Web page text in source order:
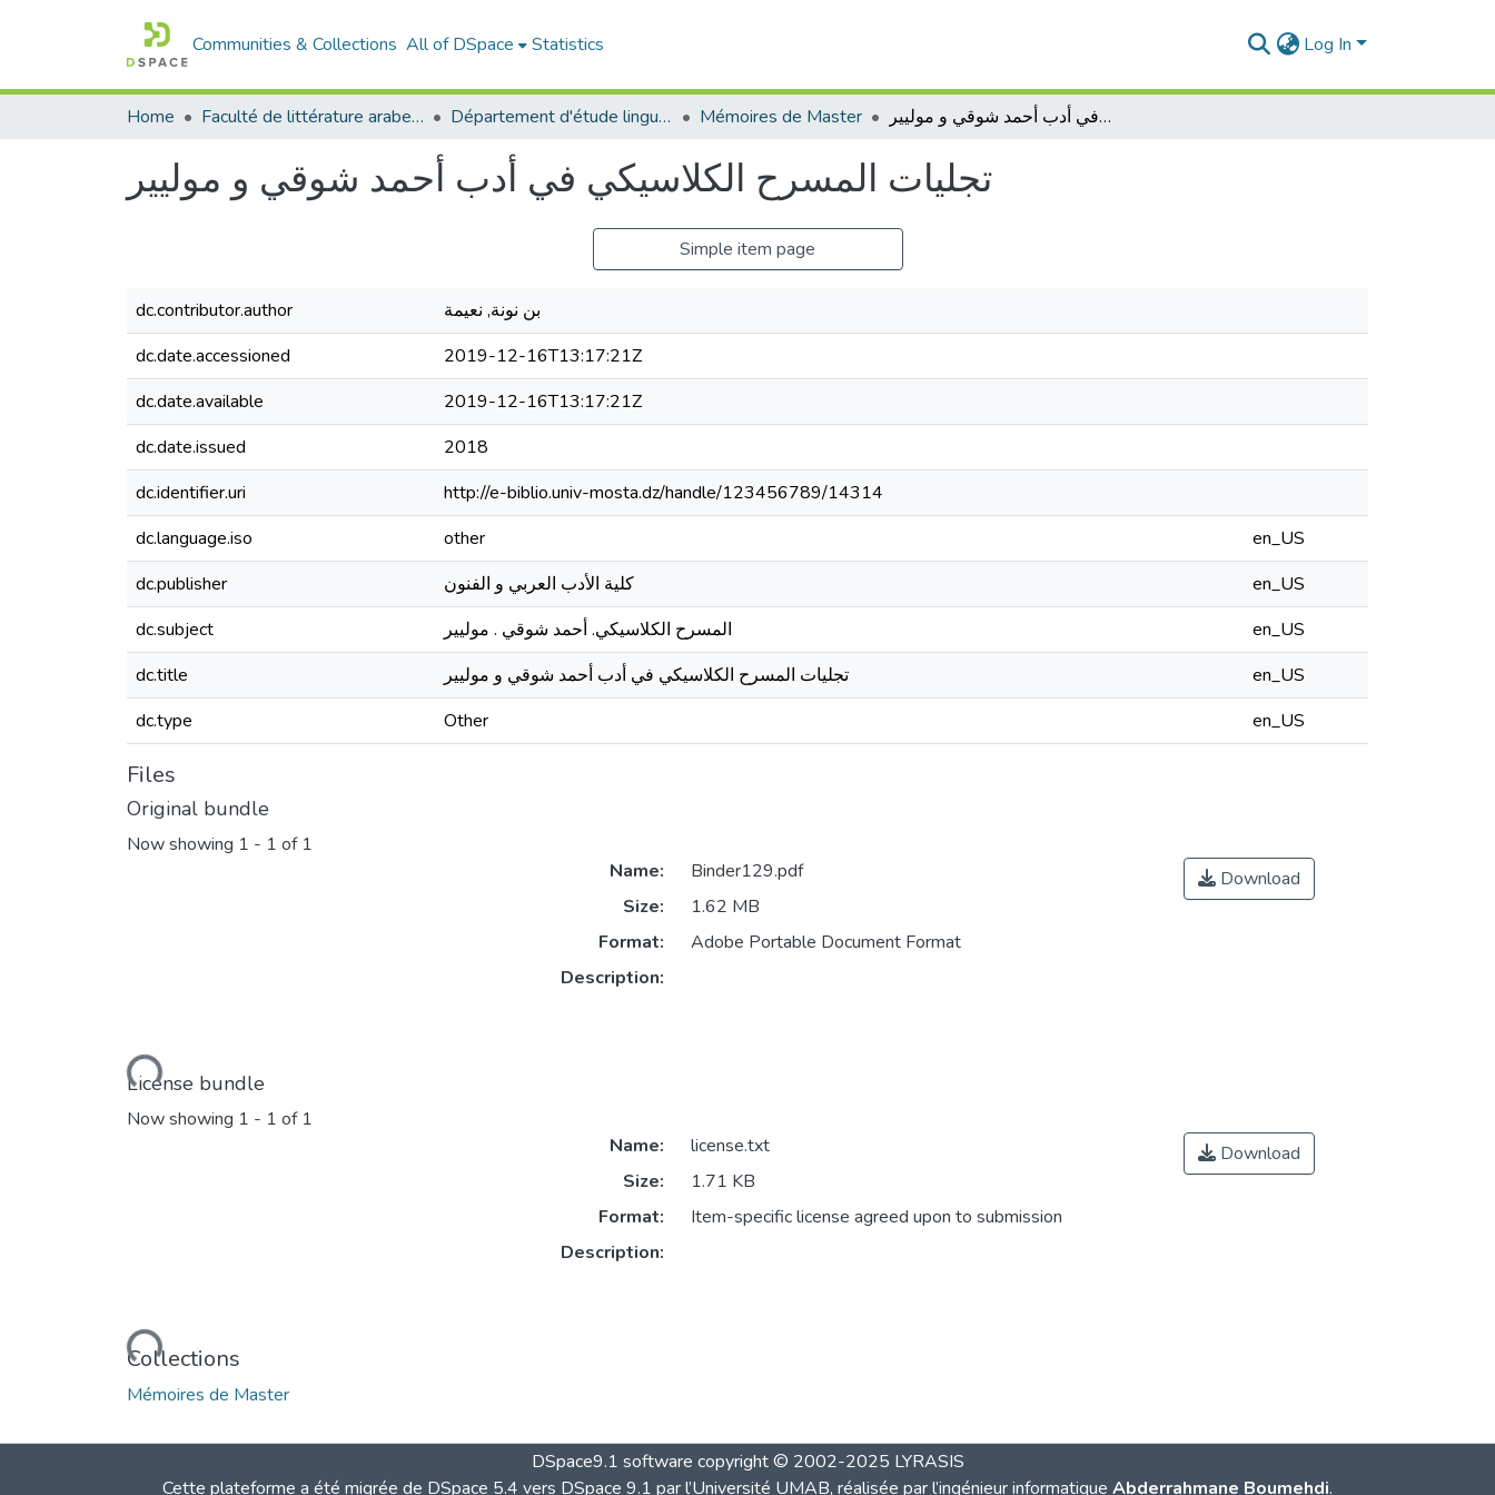
Communities & Collections All of DSpace Statistics Log In
Home Faculté de littérature arabe et des arts Département d'étude linguistique Mémoires de Master تجليات المسرح الكلاسيكي في أدب أحمد شوقي و موليير
تجليات المسرح الكلاسيكي في أدب أحمد شوقي و موليير
Simple item page
dc.contributor.author
بن نونة, نعيمة
dc.date.accessioned
2019-12-16T13:17:21Z
dc.date.available
2019-12-16T13:17:21Z
dc.date.issued
2018
dc.identifier.uri
http://e-biblio.univ-mosta.dz/handle/123456789/14314
dc.language.iso
other
en_US
dc.publisher
كلية الأدب العربي و الفنون
en_US
dc.subject
المسرح الكلاسيكي. أحمد شوقي . موليير
en_US
dc.title
تجليات المسرح الكلاسيكي في أدب أحمد شوقي و موليير
en_US
dc.type
Other en_US
Files
Original bundle
Now showing 1 - 1 of 1
Loading...
Name:
Binder129.pdf
Size:
1.62 MB
Format:
Adobe Portable Document Format
Description:
Download
License bundle
Now showing 1 - 1 of 1
Loading...
Name:
license.txt
Size:
1.71 KB
Format:
Item-specific license agreed upon to submission
Description:
Download
Collections
Mémoires de Master
DSpace9.1 software copyright © 2002-2025 LYRASIS
Cette plateforme a été migrée de DSpace 5.4 vers DSpace 9.1 par l’Université UMAB, réalisée par l’ingénieur informatique Abderrahmane Boumehdi.